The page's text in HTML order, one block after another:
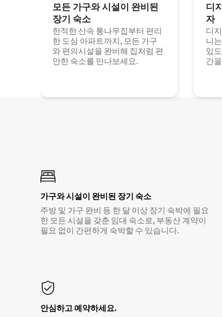
모든 가구와 시설이 완비된
장기 숙소
한적한 산속 통나무집부터 편리
한 도심 아파트까지, 모든 가구
와 편의시설을 완비해 집처럼 편
안한 숙소를 만나보세요.
디
자
디
니
있
간
가구와 시설이 완비된 장기 숙소
주방 및 가구 완비 등 한 달 이상 장기 숙박에 필요
한 모든 시설을 갖춘 임대 숙소로, 부동산 계약이
필요 없이 간편하게 숙박할 수 있습니다.
안심하고 예약하세요.